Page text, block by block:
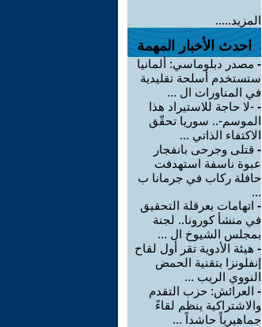
المزيد.....
احدث الأخبار المهمة
- مصدر دبلوماسي: ألمانيا
ستستخدم أسلحة تقليدية
في المناورات ال ...
- -لا حاجة للاستيراد هذا
الموسم-.. سوريا تحقّق
الاكتفاء الذاتي ...
- قتلى وجرحى بانفجار
عبوة ناسفة استهدفت
حافلة ركاب في جرمانا ب
...
- اتهامات بعرقلة التحقيق
في منشأ كورونا.. لجنة
بمجلس الشيوخ ال ...
- هيئة الأدوية تقر أول لقاح
إنفلونزا بتقنية الحمض
النووي الريب ...
- العرائش: حزب التقدم
والاشتراكية ينظم لقاءً
جماهيرياً حاشداً ...